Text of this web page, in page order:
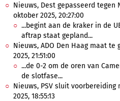
Nieuws, Dest gepasseerd tegen
oktober 2025, 20:27:00
...begint aan de kraker in de
aftrap staat gepland...
Nieuws, ADO Den Haag maat te
2025, 21:51:00
...de 0-2 om de oren van
de slotfase...
Nieuws, PSV sluit
2025, 18:55:13